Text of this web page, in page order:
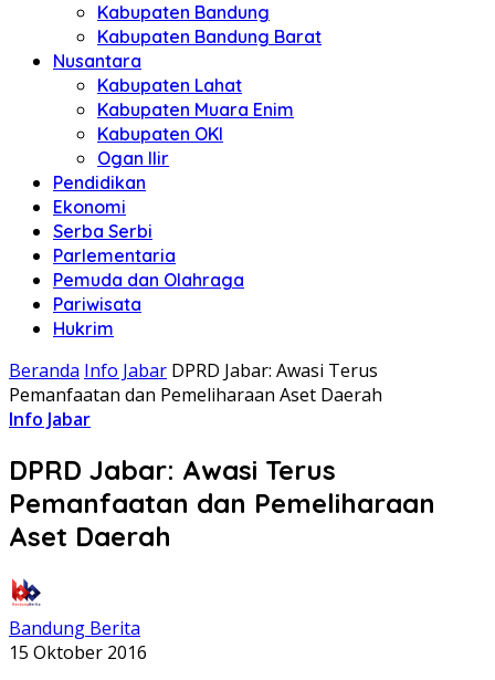
Kabupaten Bandung
Kabupaten Bandung Barat
Nusantara
Kabupaten Lahat
Kabupaten Muara Enim
Kabupaten OKI
Ogan Ilir
Pendidikan
Ekonomi
Serba Serbi
Parlementaria
Pemuda dan Olahraga
Pariwisata
Hukrim
Beranda Info Jabar DPRD Jabar: Awasi Terus
Pemanfaatan dan Pemeliharaan Aset Daerah
Info Jabar
DPRD Jabar: Awasi Terus
Pemanfaatan dan Pemeliharaan
Aset Daerah
Bandung Berita
15 Oktober 2016